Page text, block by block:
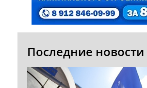
Последние новости